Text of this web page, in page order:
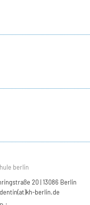
berlin
20 | 13086 Berlin
berlin.de